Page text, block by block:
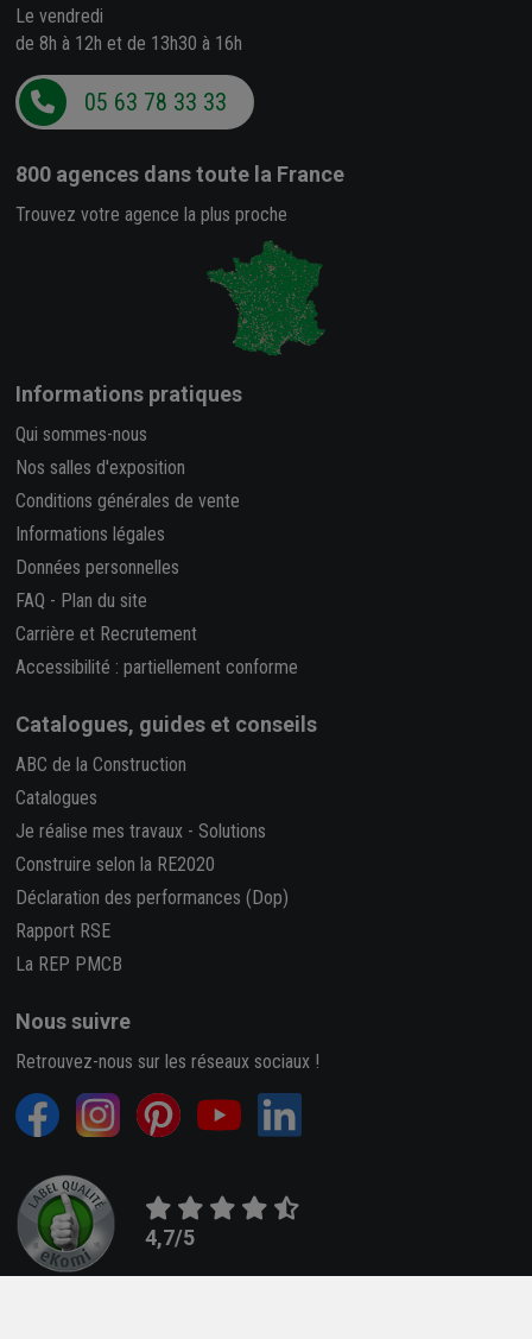
Le vendredi
de 8h à 12h et de 13h30 à 16h
05 63 78 33 33
800 agences dans toute la France
Trouvez votre agence la plus proche
Informations pratiques
Qui sommes-nous
Nos salles d'exposition
Conditions générales de vente
Informations légales
Données personnelles
FAQ - Plan du site
Carrière et Recrutement
Accessibilité : partiellement conforme
Catalogues, guides et conseils
ABC de la Construction
Catalogues
Je réalise mes travaux - Solutions
Construire selon la RE2020
Déclaration des performances (Dop)
Rapport RSE
La REP PMCB
Nous suivre
Retrouvez-nous sur les réseaux sociaux !
4,7/5